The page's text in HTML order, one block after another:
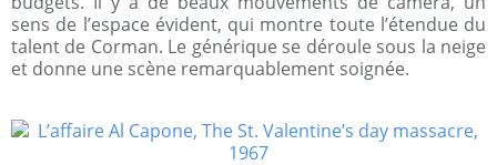
sens de l’espace évident, qui montre toute l’étendue du
talent de Corman. Le générique se déroule sous la neige
et donne une scène remarquablement soignée.